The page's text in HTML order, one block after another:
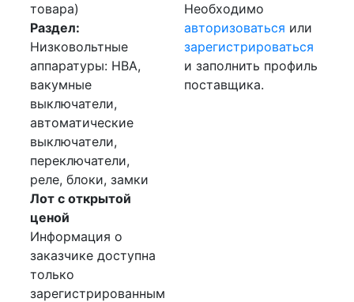
товара)
Раздел:
Низковольтные
аппаратуры: НВА,
вакумные
выключатели,
автоматические
выключатели,
переключатели,
реле, блоки, замки
Лот с открытой
ценой
Информация о
заказчике доступна
только
зарегистрированным
Необходимо
авторизоваться или
зарегистрироваться
и заполнить профиль
поставщика.